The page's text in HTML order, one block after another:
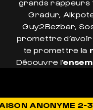
grands rappeurs
Gradur,
Guy2Bezbar,
promettre
te promettre la
Découvre l’
NON